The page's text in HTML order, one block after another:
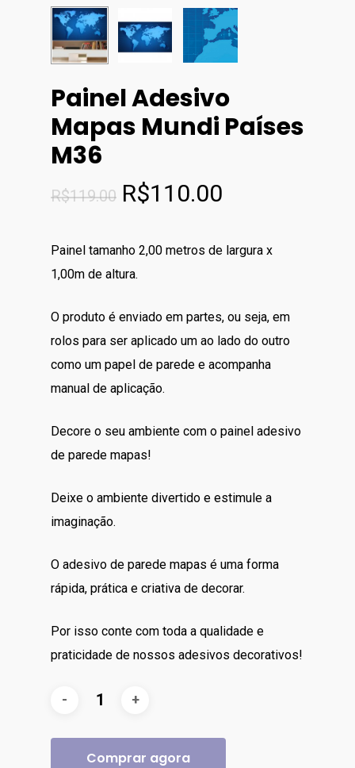
Painel Adesivo
Mapas Mundi Países
M36
R$119.00 O
original
era:
R$119.00.
R$110.00
atual
é:
Painel tamanho 2,00 metros de largura x
1,00m de altura.
O produto é enviado em partes, ou seja, em
rolos para ser aplicado um ao lado do outro
como um papel de parede e acompanha
manual de aplicação.
Decore o seu ambiente com o painel adesivo
de parede mapas!
Deixe o ambiente divertido e estimule a
imaginação.
O adesivo de parede mapas é uma forma
rápida, prática e criativa de decorar.
Por isso conte com toda a qualidade e
praticidade de nossos adesivos decorativos!
Comprar agora